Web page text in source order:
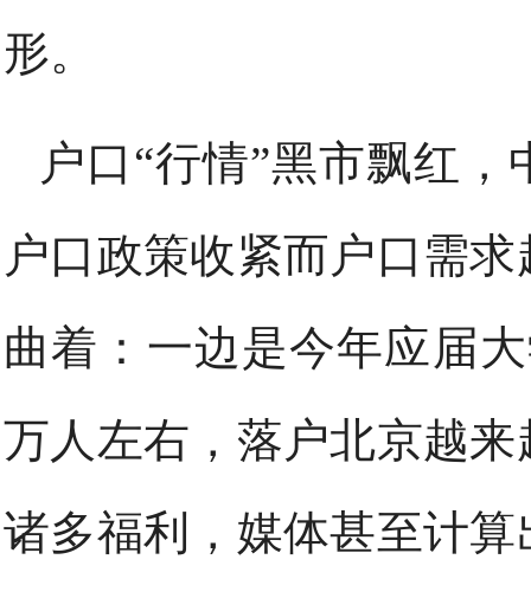
形。
户口“行情”黑市飘红
户口政策收紧而户口需
曲着：一边是今年应届
万人左右，落户北京越
诸多福利，媒体甚至计